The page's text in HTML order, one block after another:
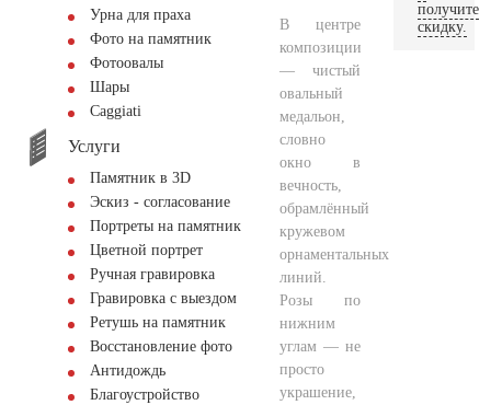
Урна для праха
Фото на памятник
Фотоовалы
Шары
Сaggiati
Услуги
Памятник в 3D
Эскиз - согласование
Портреты на памятник
Цветной портрет
Ручная гравировка
Гравировка с выездом
Ретушь на памятник
Восстановление фото
Антидождь
Благоустройство
В центре
композиции
— чистый
овальный
медальон,
словно
окно в
вечность,
обрамлённый
кружевом
орнаментальных
линий.
Розы по
нижним
углам — не
просто
украшение,
получите
скидку.